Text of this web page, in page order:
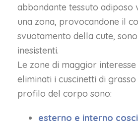
abbondante tessuto adiposo
una zona, provocandone il
svuotamento della cute,
inesistenti.
Le zone di maggior
eliminati i cuscinetti di
profilo del corpo sono:
esterno e interno